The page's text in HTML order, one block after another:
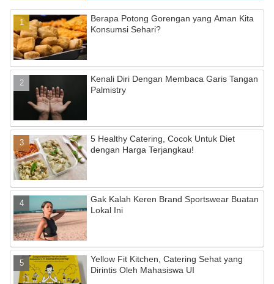
Berapa Potong Gorengan yang Aman Kita
Konsumsi Sehari?
Kenali Diri Dengan Membaca Garis Tangan
Palmistry
5 Healthy Catering, Cocok Untuk Diet
dengan Harga Terjangkau!
Gak Kalah Keren Brand Sportswear Buatan
Lokal Ini
Yellow Fit Kitchen, Catering Sehat yang
Dirintis Oleh Mahasiswa UI